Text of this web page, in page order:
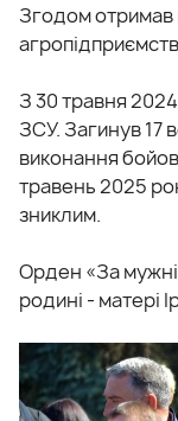
Згодом отримав
З 30 травня 2024
ЗСУ. Загинув 17
виконання
травень 2025
зниклим.
Орден «За
родині - матері